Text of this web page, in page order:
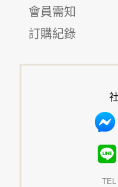
會員需知
訂購紀錄
TEL